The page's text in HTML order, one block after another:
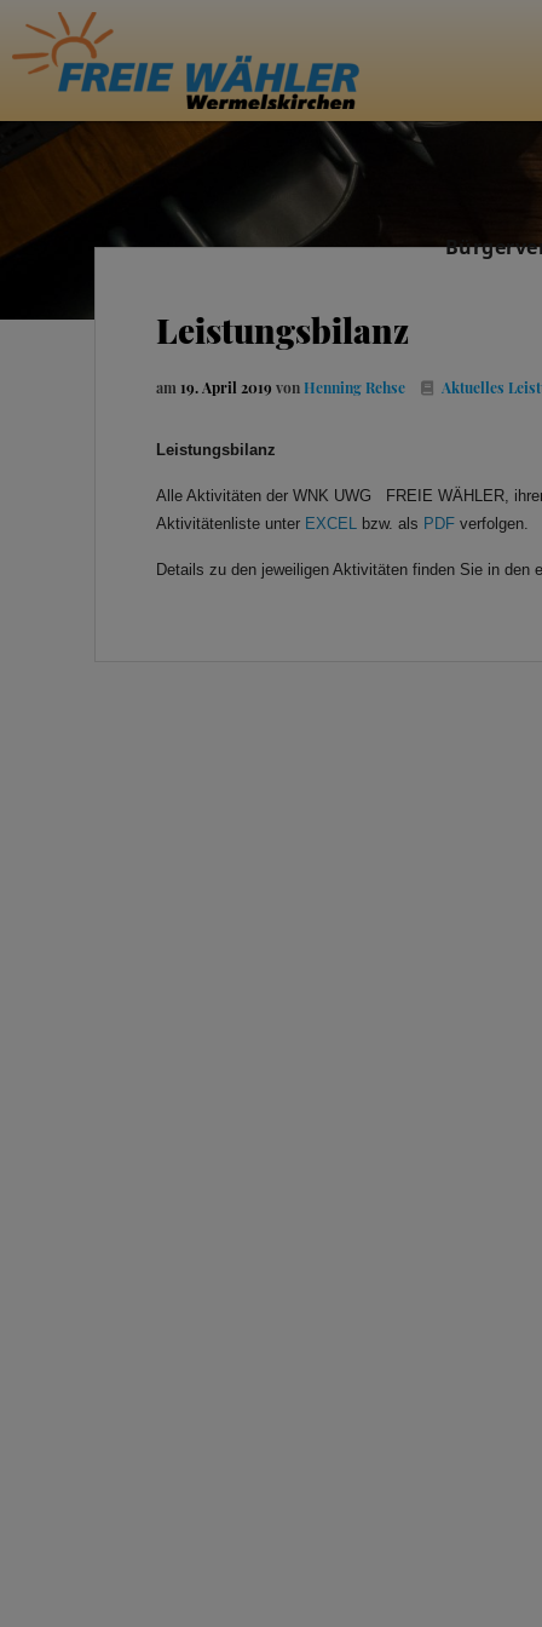
Leistungsbilanz
am 19. April 2019 von Henning Rehse Aktuelles
Leistungsbilanz
Alle Aktivitäten der WNK UWG FREIE WÄHLER,
Aktivitätenliste unter EXCEL bzw. als PDFverfolgen.
Details zu den jeweiligen Aktivitäten finden Sie in den